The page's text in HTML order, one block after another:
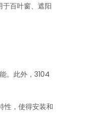
百叶窗、遮阳
。此外，3104
性，使得安装和